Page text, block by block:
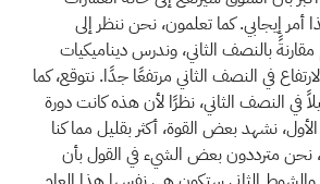
أمر إيجابي. كما تعلمون، نحن ننظر إلى
بالنصف الثاني، وندرس ديناميكيات
في النصف الثاني مرتفعًا جدًا. نتوقع، كما
في النصف الثاني، نظرًا لأن هذه كانت دورة
نشهد بعض القوة، أكثر بقليل مما كنا
نحن مترددون بعض الشيء في القول بأن